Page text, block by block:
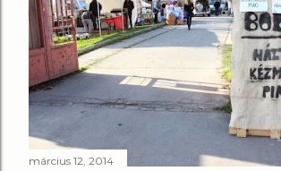
március 12, 2014